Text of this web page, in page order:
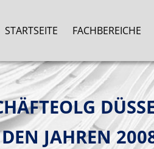
STARTSEITE FACHBEREICHE
JAHREN